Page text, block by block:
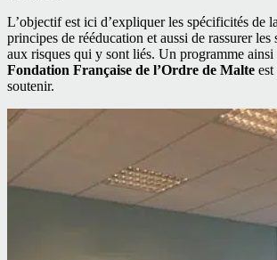
L’objectif est ici d’expliquer les spécificités de
principes de rééducation et aussi de rassurer
aux risques qui y sont liés. Un programme
Fondation Française de l’Ordre de Malte est
soutenir.